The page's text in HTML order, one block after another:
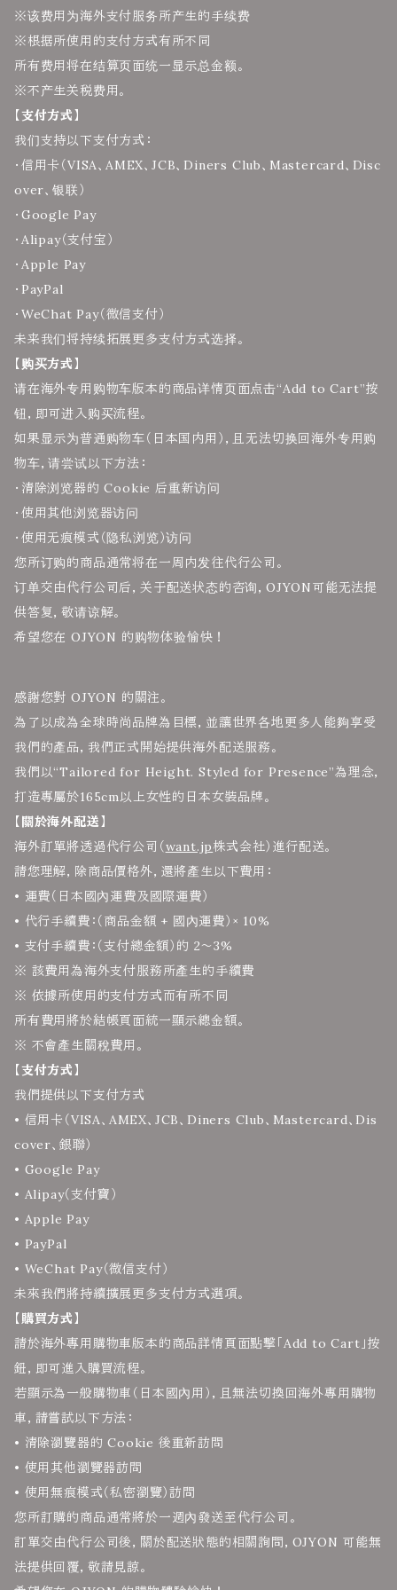
※该费用为海外支付服务所产生的手续费
※根据所使用的支付方式有所不同
所有费用将在结算页面统一显示总金额。
※不产生关税费用。
【支付方式】
我们支持以下支付方式：
・信用卡（VISA、AMEX、JCB、Diners Club、Mastercard、Disc
over、银联）
・Google Pay
・Alipay（支付宝）
・Apple Pay
・PayPal
・WeChat Pay（微信支付）
未来我们将持续拓展更多支付方式选择。
【购买方式】
请在海外专用购物车版本的商品详情页面点击“Add to Cart”按
钮，即可进入购买流程。
如果显示为普通购物车（日本国内用），且无法切换回海外专用购
物车，请尝试以下方法：
・清除浏览器的 Cookie 后重新访问
・使用其他浏览器访问
・使用无痕模式（隐私浏览）访问
您所订购的商品通常将在一周内发往代行公司。
订单交由代行公司后，关于配送状态的咨询，OJYON可能无法提
供答复，敬请谅解。
希望您在 OJYON 的购物体验愉快！
感謝您對 OJYON 的關注。
為了以成為全球時尚品牌為目標，並讓世界各地更多人能夠享受
我們的產品，我們正式開始提供海外配送服務。
我們以“Tailored for Height. Styled for Presence”為理念，
打造專屬於165cm以上女性的日本女裝品牌。
【關於海外配送】
海外訂單將透過代行公司（want.jp株式会社）進行配送。
請您理解，除商品價格外，還將產生以下費用：
• 運費（日本國內運費及國際運費）
• 代行手續費：（商品金額 + 國內運費）× 10%
• 支付手續費：（支付總金額）的 2～3%
※ 該費用為海外支付服務所產生的手續費
※ 依據所使用的支付方式而有所不同
所有費用將於結帳頁面統一顯示總金額。
※ 不會產生關稅費用。
【支付方式】
我們提供以下支付方式
• 信用卡（VISA、AMEX、JCB、Diners Club、Mastercard、Dis
cover、銀聯）
• Google Pay
• Alipay（支付寶）
• Apple Pay
• PayPal
• WeChat Pay（微信支付）
未來我們將持續擴展更多支付方式選項。
【購買方式】
請於海外專用購物車版本的商品詳情頁面點擊「Add to Cart」按
鈕，即可進入購買流程。
若顯示為一般購物車（日本國內用），且無法切換回海外專用購物
車，請嘗試以下方法：
• 清除瀏覽器的 Cookie 後重新訪問
• 使用其他瀏覽器訪問
• 使用無痕模式（私密瀏覽）訪問
您所訂購的商品通常將於一週內發送至代行公司。
訂單交由代行公司後，關於配送狀態的相關詢問，OJYON 可能無
法提供回覆，敬請見諒。